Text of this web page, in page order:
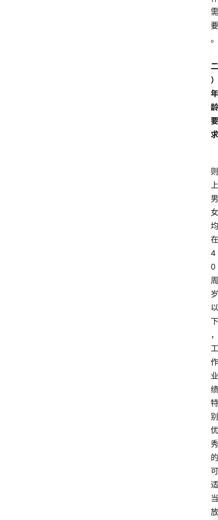
需
要
。
二
）
年
龄
要
求
则
上
男
女
均
在
4
0
周
岁
以
下
，
工
作
业
绩
特
别
优
秀
的
可
适
当
放